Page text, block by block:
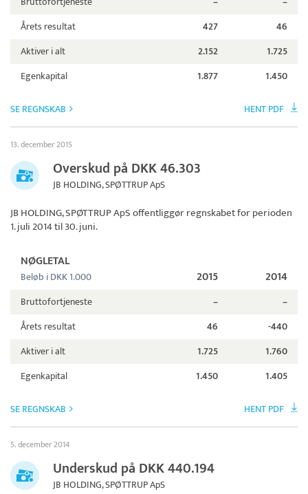
Årets resultat
427
46
Aktiver i alt
2.152
1.725
Egenkapital
1.877 1.450
SE REGNSKAB HENT PDF
13. december 2015
Overskud på DKK 46.303
JB HOLDING, SPØTTRUP ApS
JB HOLDING, SPØTTRUP ApSoffentliggør regnskabet for perioden
1. juli 2014 til 30. juni.
NØGLETAL
Beløb i DKK 1.000 2015 2014
Bruttofortjeneste –
–
Årets resultat
46
-440
Aktiver i alt
1.725
1.760
Egenkapital
1.450 1.405
SE REGNSKAB HENT PDF
5. december 2014
Underskud på DKK 440.194
JB HOLDING, SPØTTRUP ApS